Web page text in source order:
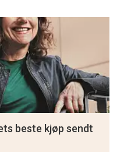
beste kjøp sendt